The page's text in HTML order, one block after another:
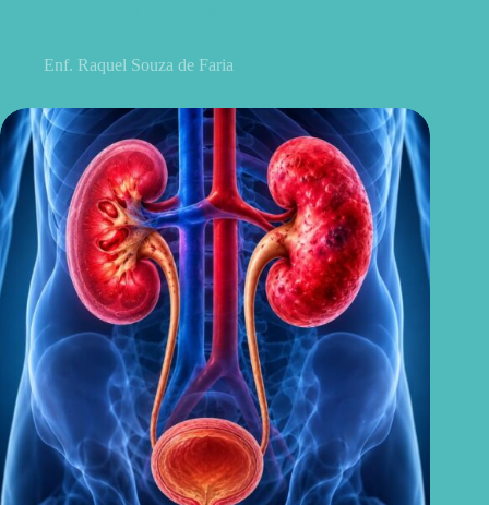
Enf. Raquel Souza de Faria